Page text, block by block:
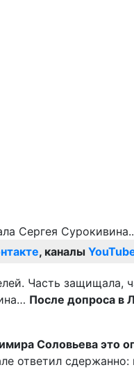
, каналы
Часть защищала,
После допроса в
Соловьева это
ответил